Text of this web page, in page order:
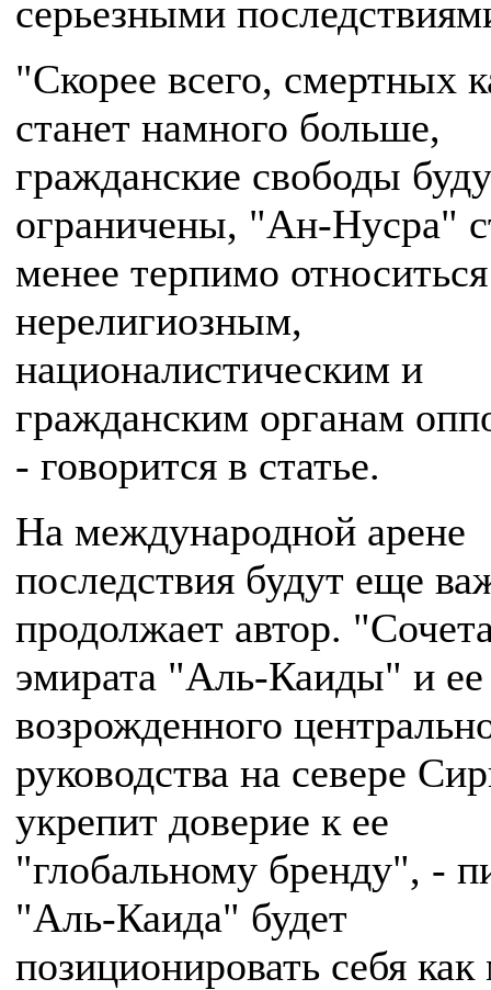
серьезными
"Скорее всего, смертных
станет намного больше,
гражданские свободы
ограничены, "Ан-Нусра"
менее терпимо
нерелигиозным,
националистическим и
гражданским органам
- говорится в статье.
На международной арене
последствия будут еще
продолжает автор.
эмирата "Аль-Каиды" и ее
возрожденного
руководства на севере
укрепит доверие к ее
"глобальному бренду", -
"Аль-Каида" будет
позиционировать себя как